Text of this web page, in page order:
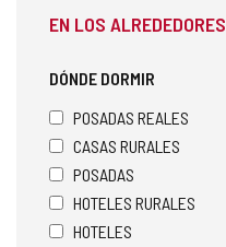
EN LOS ALREDEDORES
DÓNDE DORMIR
POSADAS REALES
CASAS RURALES
POSADAS
HOTELES RURALES
HOTELES